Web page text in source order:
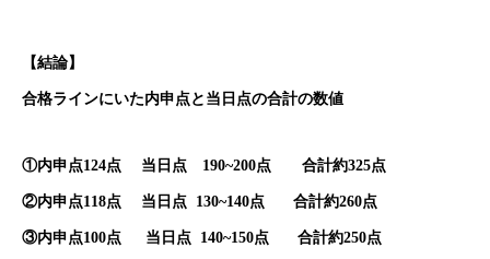
【結論】
合格ラインにいた内申点と当日点の合計の数値
①内申点124点 当日点 190~200点 合計約325点
②内申点118点 当日点 130~140点 合計約260点
③内申点100点 当日点 140~150点 合計約250点